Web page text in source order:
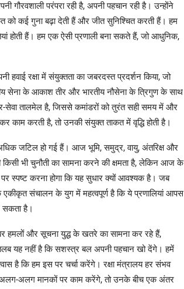
गौरवशाली परंपरा रही है, अपनी पहचान रही है। उन्होंने
को कई गुना बढ़ा देती हैं और जीत सुनिश्चित करती हैं। हम
होती हैं। हम एक ऐसी प्रणाली बना सकते हैं, जो आधुनिक,
रक्षा में संयुक्तता का जबरदस्त प्रदर्शन किया, जो
सेना के आकाश तीर और भारतीय नौसेना के त्रिगुण के साथ
सेवा तालमेल है, जिससे कमांडरों को तुरंत सही समय में और
करती है, तो उनकी संयुक्त ताकत में वृद्धि होती है।
जटिल हो गई हैं। आज भूमि, समुद्र, वायु, अंतरिक्ष और
भी चुनौती का सामना करने की क्षमता है, लेकिन आज के
स्पष्ट करना होगा कि यह सुधार क्यों आवश्यक है। जब
संचालन के युग में महत्वपूर्ण है कि ये प्रणालियां आपस
सकता है।
हमलों और सूचना युद्ध के खतरे का सामना कर रहे हैं,
यह नहीं है कि सशस्त्र बल अपनी पहचान खो देंगे। हमें
है कि हम इस पर चर्चा करेंगे। रक्षा मंत्रालय हर संभव
अलग मानकों पर काम करेंगे, तो उनके बीच एक अंतर